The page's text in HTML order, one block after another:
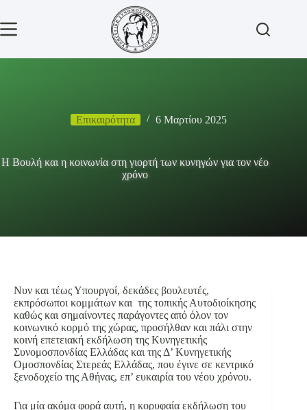
περιεχόμενο
Επικαιρότητα 6 Μαρτίου 2025
Η Βουλή και η κοινωνία στη γιορτή των κυνηγών για τον νέο
χρόνο
Νυν και τέως Υπουργοί, δεκάδες βουλευτές,
εκπρόσωποι κομμάτων και της τοπικής Αυτοδιοίκησης
καθώς και σημαίνοντες παράγοντες από όλον τον
κοινωνικό κορμό της χώρας, προσήλθαν και πάλι στην
κοινή επετειακή εκδήλωση της Κυνηγετικής
Συνομοσπονδίας Ελλάδας και της Δ’ Κυνηγετικής
Ομοσπονδίας Στερεάς Ελλάδας, που έγινε σε κεντρικό
ξενοδοχείο της Αθήνας, επ’ ευκαιρία του νέου χρόνου.
Για μία ακόμα φορά αυτή, η κορυφαία εκδήλωση του